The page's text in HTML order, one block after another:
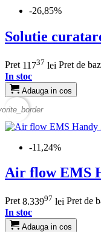
-26,85%
Solutie
Pret 11737 lei Pret de
In stoc
Adauga in cos
-11,24%
Air flow EMS
Pret 8.33997 lei Pret de
In stoc
Adauga in cos